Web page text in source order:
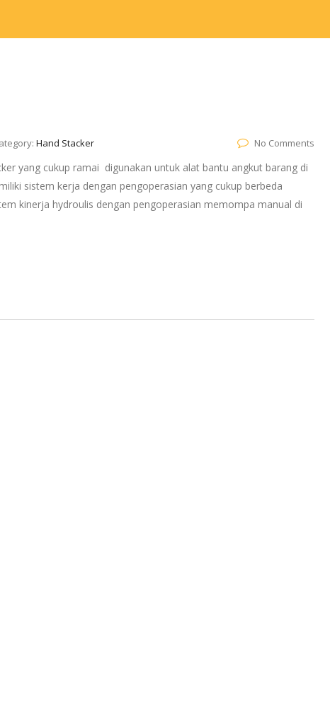
Hand Stacker No Comments
yang cukup ramai digunakan untuk alat bantu angkut barang di
sistem kerja dengan pengoperasian yang cukup berbeda
kinerja hydroulis dengan pengoperasian memompa manual di